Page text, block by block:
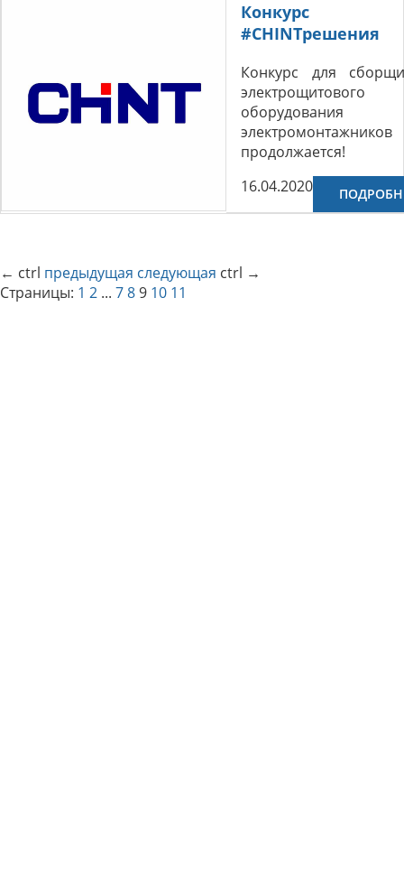
Конкурс
#CHINTрешения
Конкурс для
электрощитового
электромонтажников
продолжается!
16.04.2020
← ctrl предыдущая следующая ctrl →
Страницы: 1 2 ... 789 10 11